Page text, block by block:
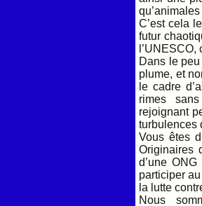
C’est cela
futur
Dans le
plume, et
le cadre
rimes
rejoignant
turbulences
Vous êtes
Originaires
d’une
participer
la lutte
Nous